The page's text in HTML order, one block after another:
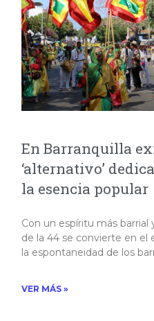
En Barranquilla
‘alternativo’
la esencia popular
Con un espíritu más barrial
de la 44 se convierte en el
la espontaneidad de los
VER MÁS »